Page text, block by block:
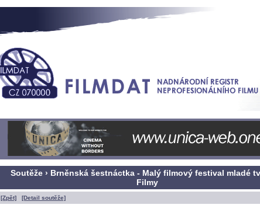
Soutěže › Brněnská šestnáctka - Malý filmový festival mladé
Filmy
[Zpět] [Detail soutěže]